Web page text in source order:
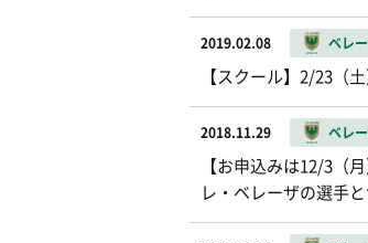
2019.02.08 ベレ
【スクール】2/23（
2018.11.29 ベレ
【お申込みは12/3（
レ・ベレーザの選手